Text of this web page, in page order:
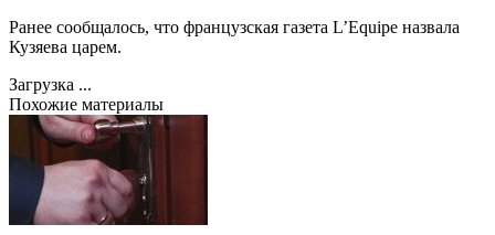
Ранее сообщалось, что французская газета L’Equipe назвала
Кузяева царем.
Загрузка ...
Похожие материалы